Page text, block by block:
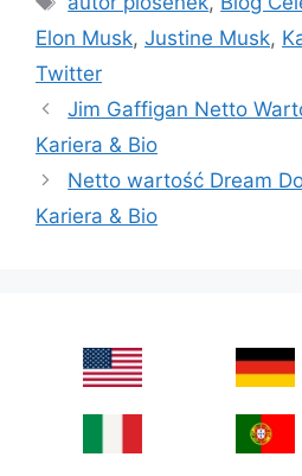
Elon Musk, Justine Musk,
Twitter
Jim Gaffigan Netto
Kariera & Bio
Netto wartość Dream
Kariera & Bio